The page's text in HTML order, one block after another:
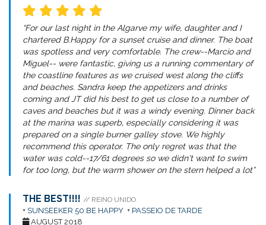
“For our last night in the Algarve my wife, daughter and I
chartered B.Happy for a sunset cruise and dinner. The boat
was spotless and very comfortable. The crew--Marcio and
Miguel-- were fantastic, giving us a running commentary of
the coastline features as we cruised west along the cliffs
and beaches. Sandra keep the appetizers and drinks
coming and JT did his best to get us close to a number of
caves and beaches but it was a windy evening. Dinner back
at the marina was superb, especially considering it was
prepared on a single burner galley stove. We highly
recommend this operator. The only regret was that the
water was cold--17/61 degrees so we didn't want to swim
for too long, but the warm shower on the stern helped a lot”
THE BEST!!!! // REINO UNIDO
+ SUNSEEKER 50 BE HAPPY + PASSEIO DE TARDE
AUGUST 2018